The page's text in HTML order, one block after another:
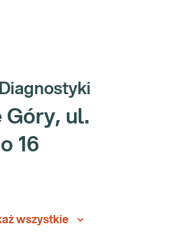
Góry, ul.
16
wszystkie